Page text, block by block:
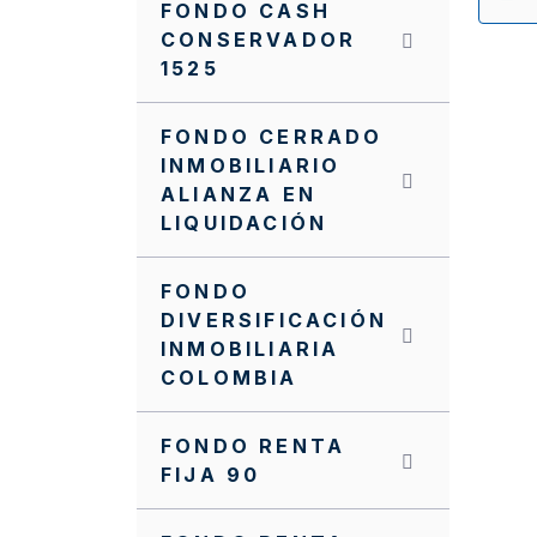
FONDO CASH
CONSERVADOR
1525
FONDO CERRADO
INMOBILIARIO
ALIANZA EN
LIQUIDACIÓN
FONDO
DIVERSIFICACIÓN
INMOBILIARIA
COLOMBIA
FONDO RENTA
FIJA 90